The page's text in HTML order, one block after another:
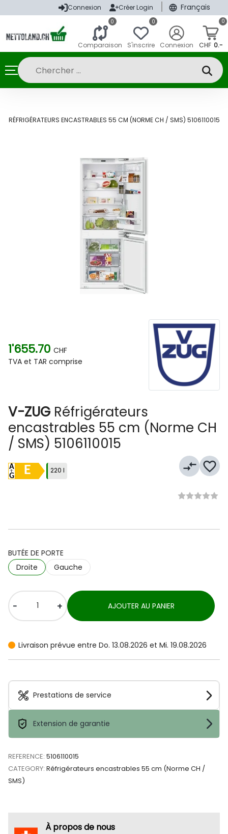
Connexion Créer Login Français
0
Comparaison
0
S'inscrire Connexion
0
CHF 0.-
RÉFRIGÉRATEURS ENCASTRABLES 55 CM (NORME CH / SMS) 5106110015
1'655.70 CHF
TVA et TAR comprise
V-ZUG Réfrigérateurs
encastrables 55 cm (Norme CH
/ SMS) 5106110015
E 220 l compare_arrows favorite_border
BUTÉE DE PORTE
Droite
Gauche
- + AJOUTER AU PANIER
Livraison prévue entre Do. 13.08.2026 et Mi. 19.08.2026
Prestations de service
Extension de garantie
REFERENCE: 5106110015
CATEGORY: Réfrigérateurs encastrables 55 cm (Norme CH /
SMS)
À propos de nous